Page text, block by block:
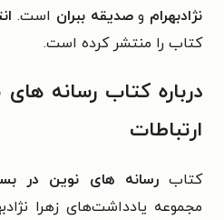
نژادبهرام وصدیقه ببران است.
کتاب را منتشر کرده است.
درباره کتاب رسانه
ارتباطات
کتاب رسانه های نوین در
مجموعه یادداشت‌های زهرا